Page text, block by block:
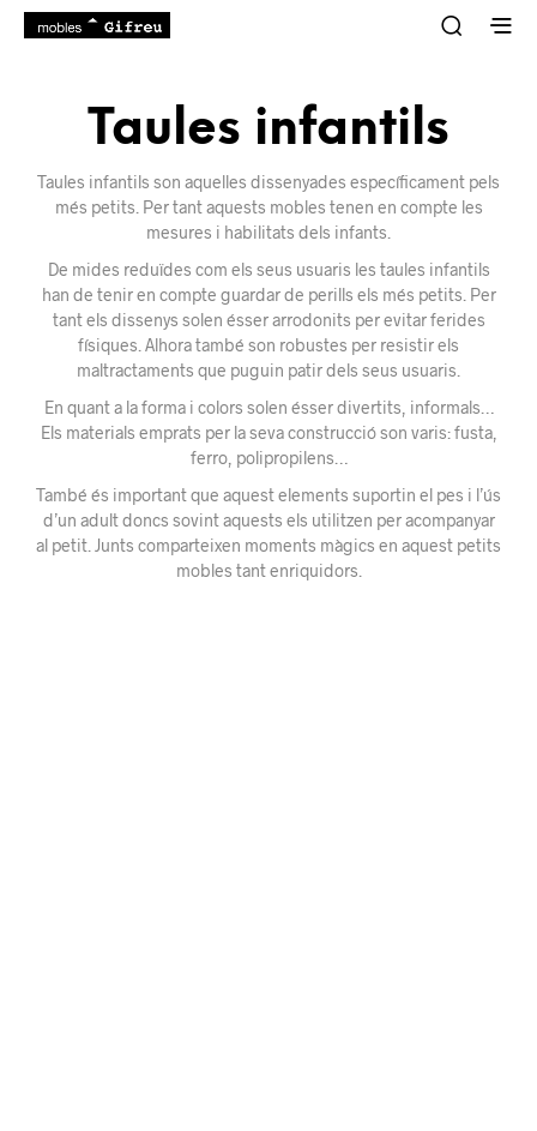
Taules infantils
Taules infantils son aquelles dissenyades específicament pels
més petits. Per tant aquests mobles tenen en compte les
mesures i habilitats dels infants.
De mides reduïdes com els seus usuaris les taules infantils
han de tenir en compte guardar de perills els més petits. Per
tant els dissenys solen ésser arrodonits per evitar ferides
físiques. Alhora també son robustes per resistir els
maltractaments que puguin patir dels seus usuaris.
En quant a la forma i colors solen ésser divertits, informals…
Els materials emprats per la seva construcció son varis: fusta,
ferro, polipropilens…
També és important que aquest elements suportin el pes i l’ús
d’un adult doncs sovint aquests els utilitzen per acompanyar
al petit. Junts comparteixen moments màgics en aquest petits
mobles tant enriquidors.